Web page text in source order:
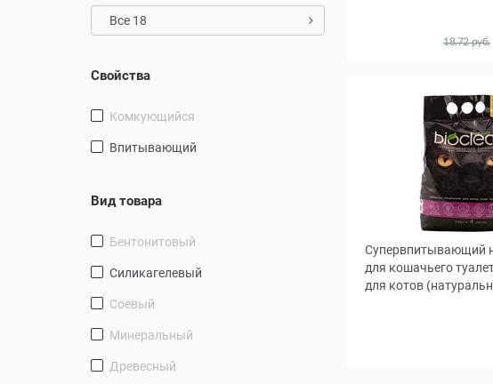
Все 18
Свойства
Комкующийся
Впитывающий
Вид товара
Бентонитовый
силикагелевый
Соевый
Минеральный
Древесный
18.72 руб.
1.5 3
Супервпитывающий
для кошачьего
для котов